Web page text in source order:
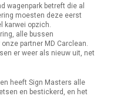
wagenpark betreft die al
moesten deze eerst
karwei opzich.
alle bussen
partner MD Carclean.
er weer als nieuw uit, net
heeft Sign Masters alle
en bestickerd, en het